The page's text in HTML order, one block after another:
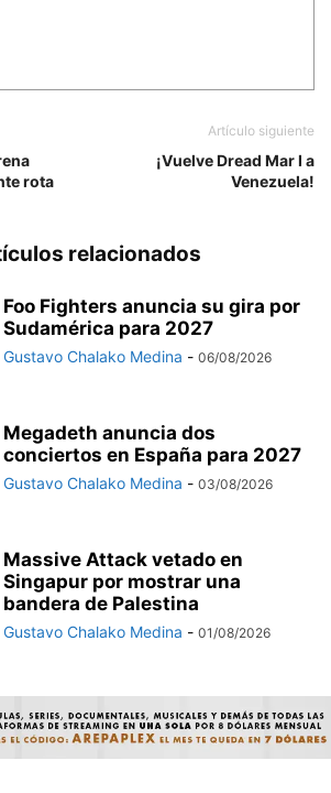
rota
Artículo siguiente
¡Vuelve Dread Mar I a
Venezuela!
relacionados
Foo Fighters anuncia su gira por
Sudamérica para 2027
Gustavo Chalako Medina - 06/08/2026
Megadeth anuncia dos
conciertos en España para 2027
Gustavo Chalako Medina - 03/08/2026
Massive Attack vetado en
Singapur por mostrar una
bandera de Palestina
Gustavo Chalako Medina - 01/08/2026